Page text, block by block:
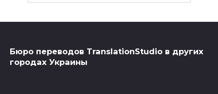
Бюро переводов TranslationStudio в других
городах Украины